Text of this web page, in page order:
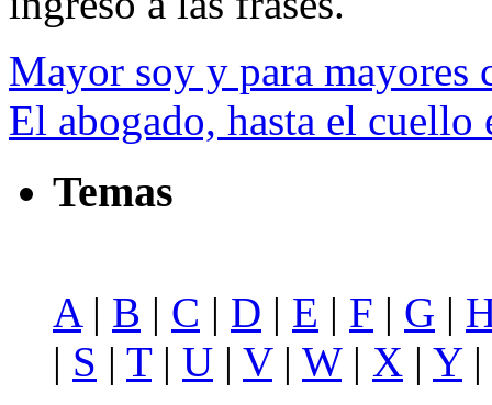
Mayor soy y para mayores
El abogado, hasta el cuello
Temas
A | B | C | D | E | F | G |
| S | T| U | V| W| X | Y|